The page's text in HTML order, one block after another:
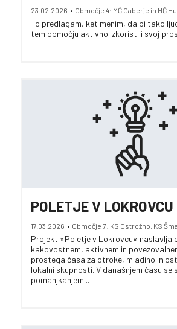
23.02.2026 • Območje 4: MČ Gaberje in MČ
To predlagam, ket menim, da bi tako
tem območju aktivno izkoristili svoj
POLETJE V LOKROVCU
17.03.2026 • Območje 7: KS Ostrožno, KS
Projekt »Poletje v Lokrovcu« naslavlja
kakovostnem, aktivnem in
prostega časa za otroke, mladino in
lokalni skupnosti. V današnjem času se
pomanjkanjem...